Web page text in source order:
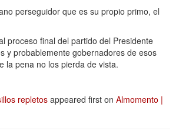
perseguidor que es su propio primo, el
proceso final del partido del Presidente
y probablemente gobernadores de esos
la pena no los pierda de vista.
repletos appeared first on Almomento |